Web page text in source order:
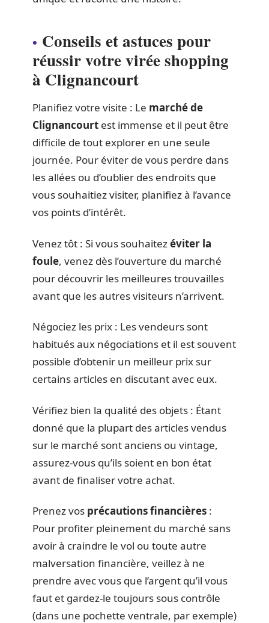
Conseils et astuces pour
réussir votre virée shopping
à Clignancourt
Planifiez votre visite : Le marché de
Clignancourt est immense et il peut être
difficile de tout explorer en une seule
journée. Pour éviter de vous perdre dans
les allées ou d’oublier des endroits que
vous souhaitiez visiter, planifiez à l’avance
vos points d’intérêt.
Venez tôt : Si vous souhaitezéviter la
foule, venez dès l’ouverture du marché
pour découvrir les meilleures trouvailles
avant que les autres visiteurs n’arrivent.
Négociez les prix : Les vendeurs sont
habitués aux négociations et il est souvent
possible d’obtenir un meilleur prix sur
certains articles en discutant avec eux.
Vérifiez bien la qualité des objets : Étant
donné que la plupart des articles vendus
sur le marché sont anciens ou vintage,
assurez-vous qu’ils soient en bon état
avant de finaliser votre achat.
Prenez vos précautions financières :
Pour profiter pleinement du marché sans
avoir à craindre le vol ou toute autre
malversation financière, veillez à ne
prendre avec vous que l’argent qu’il vous
faut et gardez-le toujours sous contrôle
(dans une pochette ventrale, par exemple)